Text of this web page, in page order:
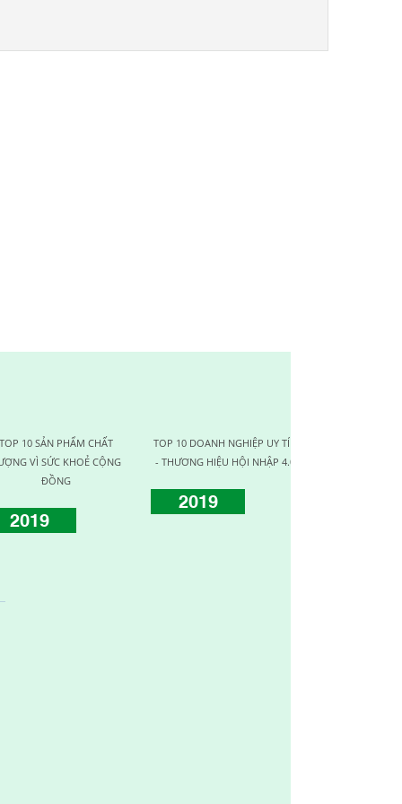
TOP 10 SẢN PHẨM CHẤT
VÌ SỨC KHOẺ CỘNG
ĐỒNG
2019
TOP 10 DOANH NGHIỆP UY TÍN
- THƯƠNG HIỆU HỘI NHẬP 4.0
2019